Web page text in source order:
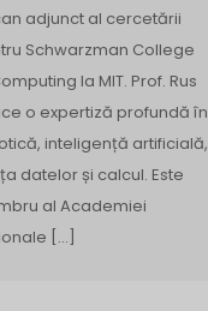
adjunct al cercetării
Schwarzman College
la MIT. Prof. Rus
o expertiză profundă în
inteligență artificială,
datelor și calcul. Este
al Academiei
[…]